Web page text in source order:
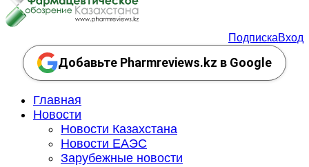
ПодпискаВход
Добавьте Pharmreviews.kz в Google
Главная
Новости
Новости Казахстана
Новости ЕАЭС
Зарубежные новости